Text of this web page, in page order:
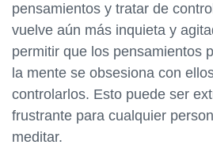
pensamientos y tratar de
vuelve aún más inquieta y
permitir que los pensamientos
la mente se obsesiona con
controlarlos. Esto puede ser
frustrante para cualquier
meditar.